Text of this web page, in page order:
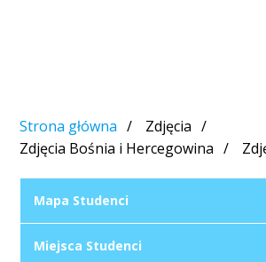
Strona główna
Zdjęcia
Zdjęcia Bośnia i Hercegowina
Mapa Studenci
Miejsca Studenci